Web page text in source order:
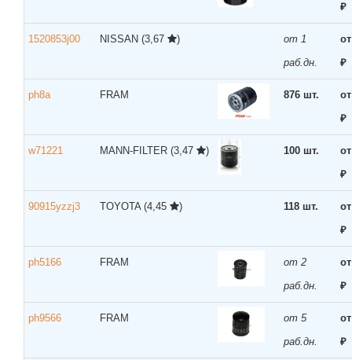
₽
1520853j00 NISSAN (3,67 )
от 1
раб.дн.
₽
ph8a FRAM 876 шт.
₽
w71221 MANN-FILTER (3,47 ) 100 шт.
₽
90915yzzj3 TOYOTA (4,45 ) 118 шт.
₽
ph5166 FRAM
от 2
раб.дн.
₽
ph9566 FRAM
от 5
раб.дн.
₽